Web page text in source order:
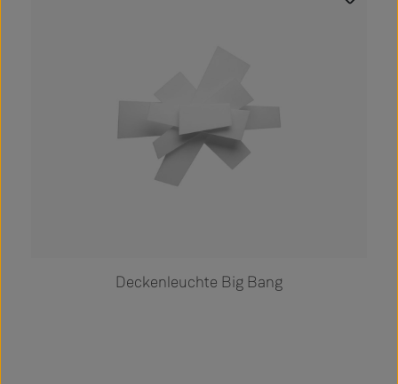
Deckenleuchte Big Bang